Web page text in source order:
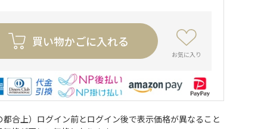
買い物かごに入れる
お気に入り
合上）ログイン前とログイン後で表示価格が異なること